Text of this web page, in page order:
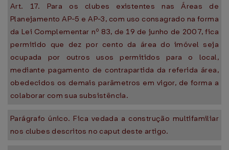
Art. 17. Para os clubes existentes nas Áreas de
Planejamento AP-5 e AP-3, com uso consagrado na forma
da Lei Complementar nº 83, de 19 de junho de 2007, fica
permitido que dez por cento da área do imóvel seja
ocupada por outros usos permitidos para o local,
mediante pagamento de contrapartida da referida área,
obedecidos os demais parâmetros em vigor, de forma a
colaborar com sua subsistência.
Parágrafo único. Fica vedada a construção multifamiliar
nos clubes descritos no caput deste artigo.